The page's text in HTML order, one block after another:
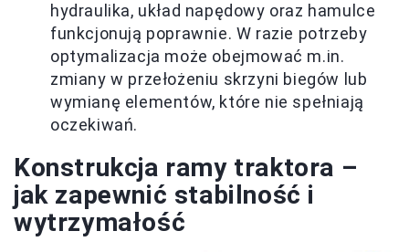
hydraulika, układ napędowy oraz hamulce
funkcjonują poprawnie. W razie potrzeby
optymalizacja może obejmować m.in.
zmiany w przełożeniu skrzyni biegów lub
wymianę elementów, które nie spełniają
oczekiwań.
Konstrukcja ramy traktora –
jak zapewnić stabilność i
wytrzymałość